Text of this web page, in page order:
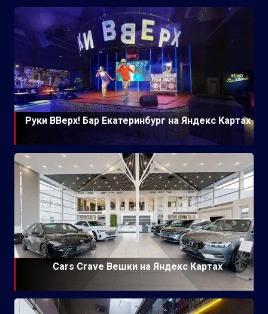
Руки ВВерх! Бар Екатеринбург на Яндекс Картах
Cars Crave Вешки на Яндекс Картах